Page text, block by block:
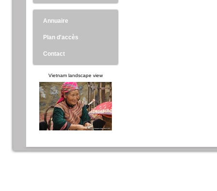
Annuaire
Plan d'accès
Contact
Vietnam landscape view